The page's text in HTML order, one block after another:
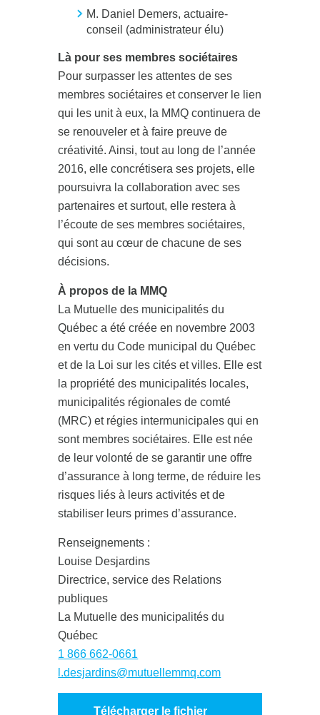
M. Daniel Demers, actuaire-
conseil (administrateur élu)
Là pour ses membres sociétaires
Pour surpasser les attentes de ses
membres sociétaires et conserver le lien
qui les unit à eux, la MMQ continuera de
se renouveler et à faire preuve de
créativité. Ainsi, tout au long de l’année
2016, elle concrétisera ses projets, elle
poursuivra la collaboration avec ses
partenaires et surtout, elle restera à
l’écoute de ses membres sociétaires,
qui sont au cœur de chacune de ses
décisions.
À propos de la MMQ
La Mutuelle des municipalités du
Québec a été créée en novembre 2003
en vertu du Code municipal du Québec
et de la Loi sur les cités et villes. Elle est
la propriété des municipalités locales,
municipalités régionales de comté
(MRC) et régies intermunicipales qui en
sont membres sociétaires. Elle est née
de leur volonté de se garantir une offre
d’assurance à long terme, de réduire les
risques liés à leurs activités et de
stabiliser leurs primes d’assurance.
Renseignements :
Louise Desjardins
Directrice, service des Relations
publiques
La Mutuelle des municipalités du
Québec
1 866 662-0661
l.desjardins@mutuellemmq.com
Télécharger le fichier